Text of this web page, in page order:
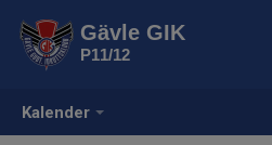
Kalender
Gävle GIK
P11/12